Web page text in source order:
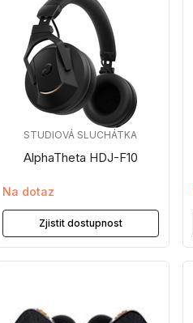
AlphaTheta HDJ-F10
STUDIOVÁ SLUCHÁTKA
Na dotaz
Zjistit dostupnost